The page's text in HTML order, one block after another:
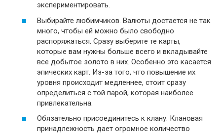
экспериментировать.
Выбирайте любимчиков. Валюты достается не так
много, чтобы ей можно было свободно
распоряжаться. Сразу выберите те карты,
которые вам нужны больше всего и вкладывайте
все добытое золото в них. Особенно это касается
эпических карт. Из-за того, что повышение их
уровня происходит медленнее, стоит сразу
определиться с той парой, которая наиболее
привлекательна.
Обязательно присоединитесь к клану. Клановая
принадлежность дает огромное количество